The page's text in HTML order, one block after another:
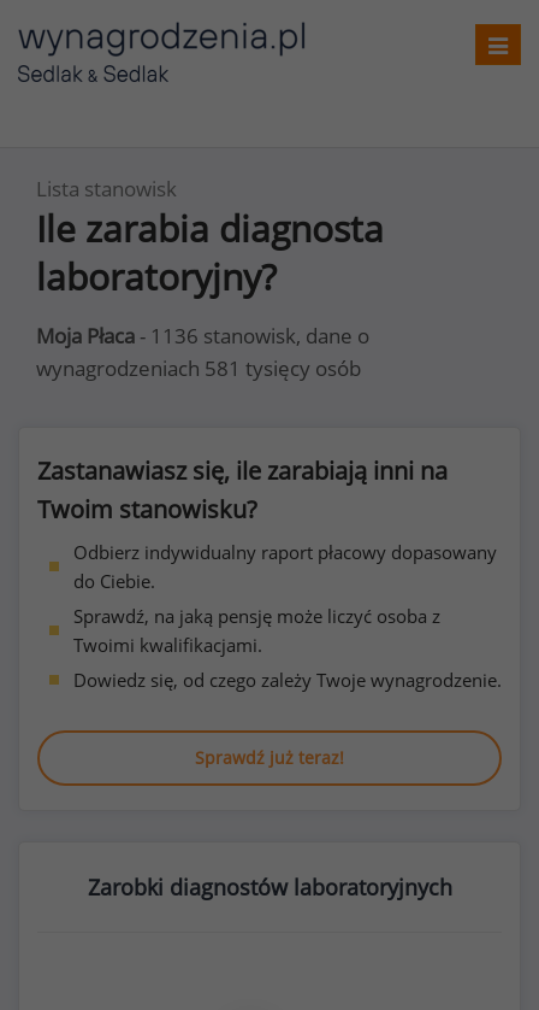
Lista stanowisk
Ile zarabia diagnosta
laboratoryjny?
Moja Płaca - 1136 stanowisk, dane o
wynagrodzeniach 581 tysięcy osób
Zastanawiasz się, ile zarabiają inni na
Twoim stanowisku?
Odbierz indywidualny raport płacowy dopasowany
do Ciebie.
Sprawdź, na jaką pensję może liczyć osoba z
Twoimi kwalifikacjami.
Dowiedz się, od czego zależy Twoje wynagrodzenie.
Sprawdź już teraz!
Zarobki diagnostów laboratoryjnych